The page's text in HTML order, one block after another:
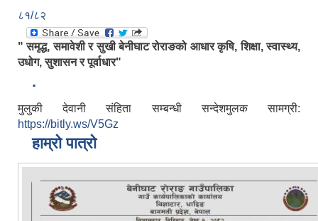
८१/८२
" समृद्ध, समावेशी र सुखी बेनीघाट रोराङको आधार कृषि, शिक्षा, स्वास्थ्य,
उधोग, सुशासन र पूर्वाधार"
.
मुलुकी देवानी संहिता सम्बन्धी सन्देशमुलक सामग्री:
https://bitly.ws/V5Gz
हाम्रो पात्रो